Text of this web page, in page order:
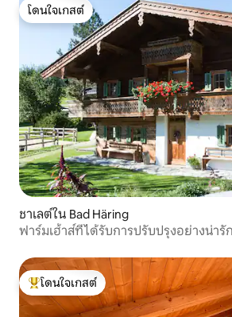
โดนใจเกสต์
โดนใจเกสต์
ชาเลต์ใน Bad Häring
ฟาร์มเฮ้าส์ที่ได้รับการปรับปรุงอย่างน่ารัก
โดนใจเกสต์ที่สุด
โดนใจเกสต์